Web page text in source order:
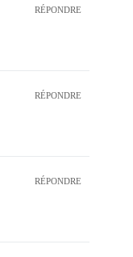
RÉPONDRE
RÉPONDRE
RÉPONDRE